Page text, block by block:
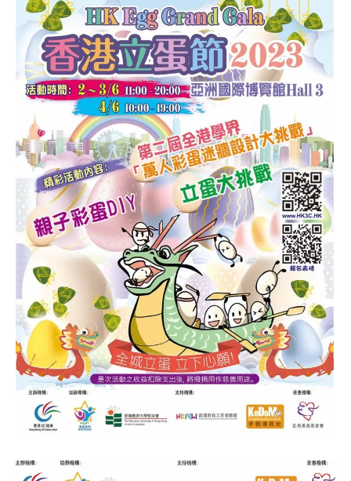
方樹福堂基金方樹泉小學